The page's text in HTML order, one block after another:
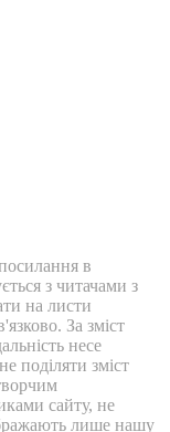
в
з читачами з
на листи
За зміст
несе
поділяти зміст
сайту, не
лише нашу